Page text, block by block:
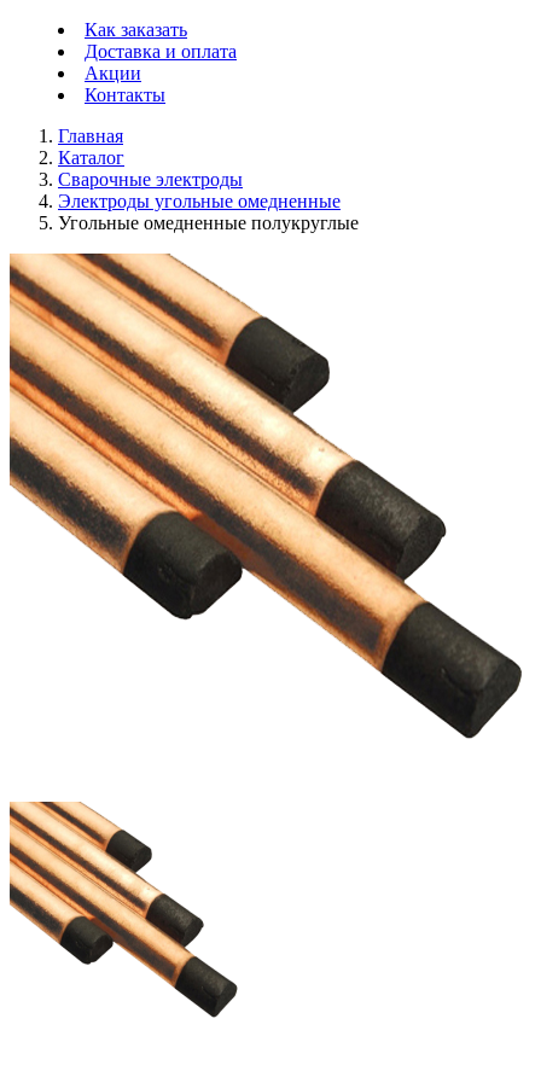
Как заказать
Доставка и оплата
Акции
Контакты
Главная
Каталог
Сварочные электроды
Электроды угольные омедненные
Угольные омедненные полукруглые